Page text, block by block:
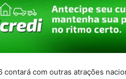
contará com outras atrações